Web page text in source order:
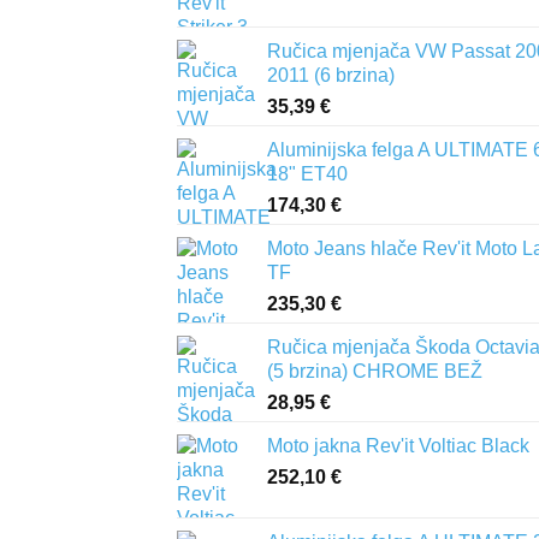
Ručica mjenjača VW Passat
2011 (6 brzina)
35,39 €
Aluminijska felga A ULTIMATE
18" ET40
174,30 €
Moto Jeans hlače Rev'it Moto
TF
235,30 €
Ručica mjenjača Škoda Octavia
(5 brzina) CHROME BEŽ
28,95 €
Moto jakna Rev'it Voltiac Black
252,10 €